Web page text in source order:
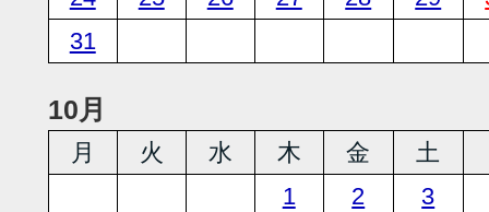
31
10月
月 火 水 木 金 土
1
2
3